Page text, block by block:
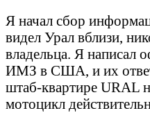
Я начал сбор
видел Урал вблизи,
владельца. Я написал
ИМЗ в США, и их
штаб-квартире URAL
мотоцикл